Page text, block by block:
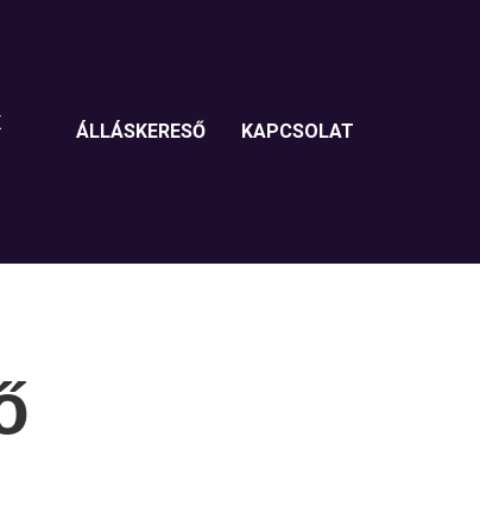
ÁLLÁSKERESŐ KAPCSOLAT